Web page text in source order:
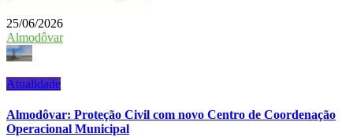
25/06/2026
Almodôvar
Atualidade
Almodôvar: Proteção Civil com novo Centro de Coordenação
Operacional Municipal